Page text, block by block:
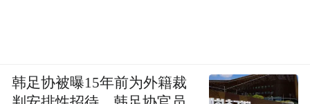
韩足协被曝15年前为外籍裁